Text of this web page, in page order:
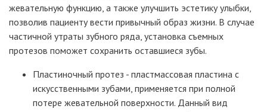
жевательную функцию, а также улучшить эстетику улыбки,
позволив пациенту вести привычный образ жизни. В случае
частичной утраты зубного ряда, установка съемных
протезов поможет сохранить оставшиеся зубы.
Пластиночный протез - пластмассовая пластина с
искусственными зубами, применяется при полной
потере жевательной поверхности. Данный вид